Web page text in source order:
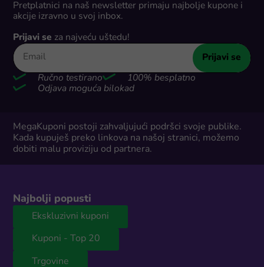
Pretplatnici na naš newsletter primaju najbolje kupone i
akcije izravno u svoj inbox.
Prijavi se za najveću uštedu!
Prijavi se
Ručno testirano
100% besplatno
Odjava moguća bilokad
MegaKuponi postoji zahvaljujući podršci svoje publike.
Kada kupuješ preko linkova na našoj stranici, možemo
dobiti malu proviziju od partnera.
Najbolji popusti
Ekskluzivni kuponi
Kuponi - Top 20
Trgovine